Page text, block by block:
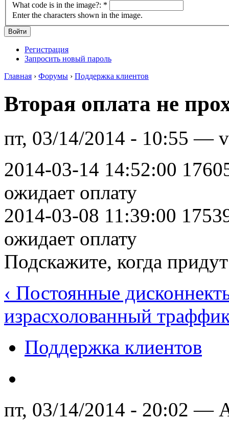
What code is in the image?: *
Enter the characters shown in the image.
Регистрация
Запросить новый пароль
Главная › Форумы › Поддержка клиентов
Вторая оплата не
пт, 03/14/2014 - 10:55 —
2014-03-14 14:52:00
ожидает оплату
2014-03-08 11:39:00
ожидает оплату
Подскажите, когда
‹ Постоянные
израсхолованный
Поддержка клиентов
пт, 03/14/2014 - 20:02 —